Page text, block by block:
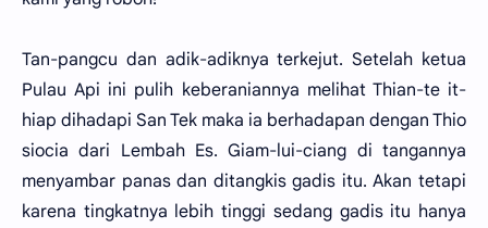
Tan-pangcu dan adik-adiknya terkejut. Setelah ketua
Pulau Api ini pulih keberaniannya melihat Thian-te it-
hiap dihadapi San Tek maka ia berhadapan dengan Thio
siocia dari Lembah Es. Giam-lui-ciang di tangannya
menyambar panas dan ditangkis gadis itu. Akan tetapi
karena tingkatnya lebih tinggi sedang gadis itu hanya